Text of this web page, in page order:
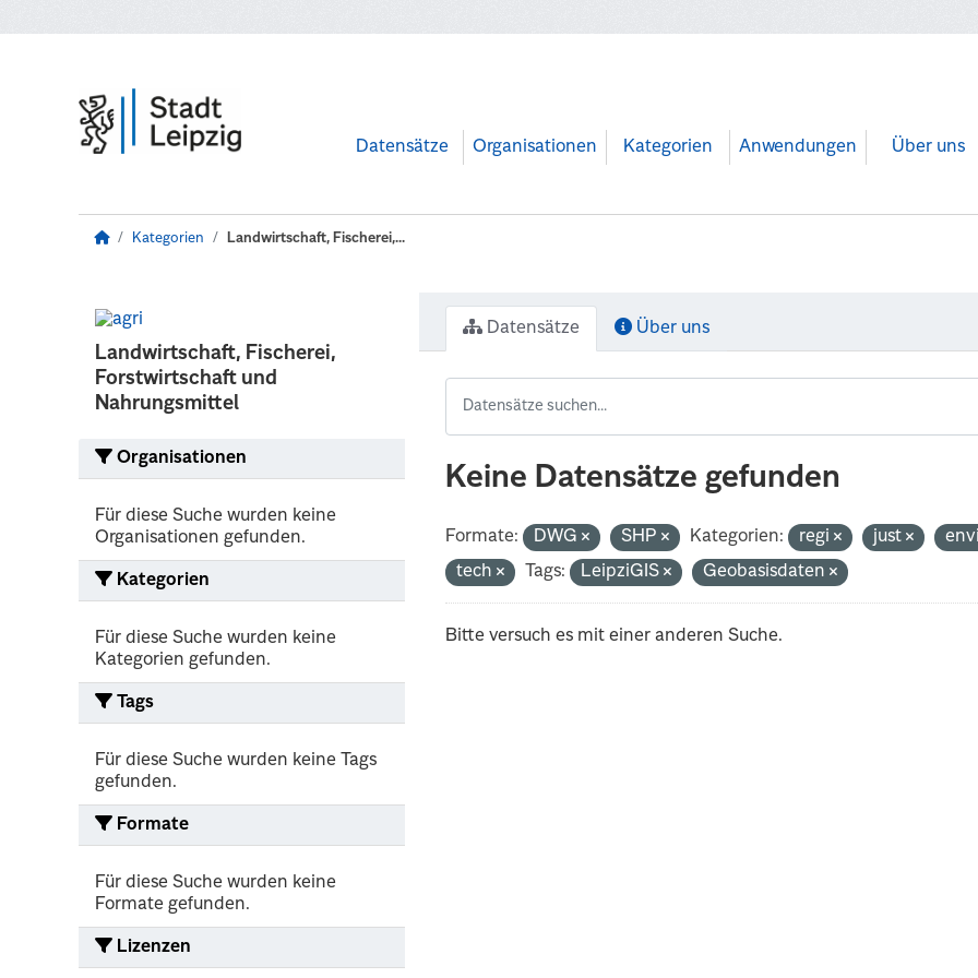
Datensätze Organisationen Kategorien Anwendungen Über uns
Kategorien Landwirtschaft, Fischerei,...
Landwirtschaft, Fischerei,
Forstwirtschaft und
Nahrungsmittel
Organisationen
Für diese Suche wurden keine
Organisationen gefunden.
Kategorien
Für diese Suche wurden keine
Kategorien gefunden.
Tags
Für diese Suche wurden keine Tags
gefunden.
Formate
Für diese Suche wurden keine
Formate gefunden.
Lizenzen
Datensätze Über uns
Keine Datensätze gefunden
Formate: DWG SHP Kategorien: regi just
tech
Tags: LeipziGIS Geobasisdaten
Bitte versuch es mit einer anderen Suche.